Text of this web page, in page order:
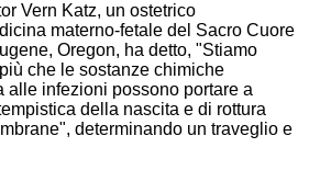
Vern Katz, un ostetrico
materno-fetale del Sacro Cuore
Oregon, ha detto, "Stiamo
che le sostanze chimiche
alle infezioni possono portare a
della nascita e di rottura
determinando un traveglio e